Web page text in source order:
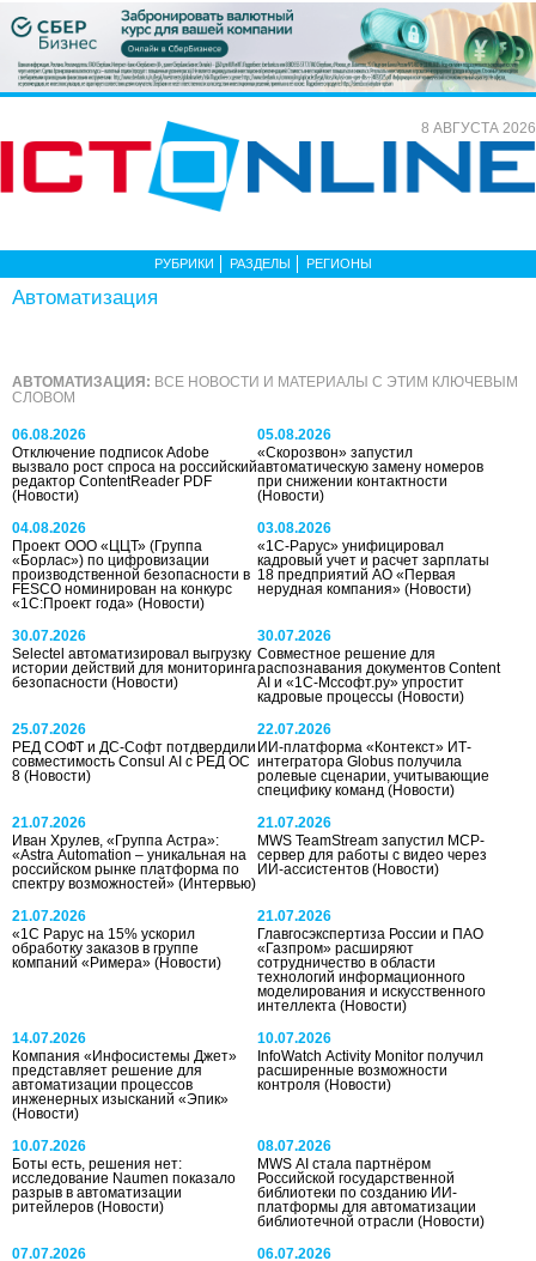
8 АВГУСТА 2026
РУБРИКИ РАЗДЕЛЫ РЕГИОНЫ
Автоматизация
АВТОМАТИЗАЦИЯ: ВСЕ НОВОСТИ И МАТЕРИАЛЫ С ЭТИМ КЛЮЧЕВЫМ
СЛОВОМ
06.08.2026
Отключение подписок Adobe
вызвало рост спроса на российский
редактор ContentReader PDF
(Новости)
05.08.2026
«Скорозвон» запустил
автоматическую замену номеров
при снижении контактности
(Новости)
04.08.2026
Проект ООО «ЦЦТ» (Группа
«Борлас») по цифровизации
производственной безопасности в
FESCO номинирован на конкурс
«1С:Проект года» (Новости)
03.08.2026
«1С-Рарус» унифицировал
кадровый учет и расчет зарплаты
18 предприятий АО «Первая
нерудная компания»(Новости)
30.07.2026
Selectel автоматизировал выгрузку
истории действий для мониторинга
безопасности (Новости)
30.07.2026
Совместное решение для
распознавания документов Content
AI и «1С-Мссофт.ру» упростит
кадровые процессы(Новости)
25.07.2026
РЕД СОФТ и ДС-Софт потдвердили
совместимость Consul AI с РЕД ОС
8 (Новости)
22.07.2026
ИИ-платформа «Контекст» ИТ-
интегратора Globus получила
ролевые сценарии, учитывающие
специфику команд(Новости)
21.07.2026
Иван Хрулев, «Группа Астра»:
«Astra Automation – уникальная на
российском рынке платформа по
спектру возможностей» (Интервью)
21.07.2026
MWS TeamStream запустил MCP-
сервер для работы с видео через
ИИ-ассистентов(Новости)
21.07.2026
«1С Рарус на 15% ускорил
обработку заказов в группе
компаний «Римера» (Новости)
21.07.2026
Главгосэкспертиза России и ПАО
«Газпром» расширяют
сотрудничество в области
технологий информационного
моделирования и искусственного
интеллекта(Новости)
14.07.2026
Компания «Инфосистемы Джет»
представляет решение для
автоматизации процессов
инженерных изысканий «Эпик»
(Новости)
10.07.2026
InfoWatch Activity Monitor получил
расширенные возможности
контроля(Новости)
10.07.2026
Боты есть, решения нет:
исследование Naumen показало
разрыв в автоматизации
ритейлеров (Новости)
08.07.2026
MWS AI стала партнёром
Российской государственной
библиотеки по созданию ИИ-
платформы для автоматизации
библиотечной отрасли(Новости)
07.07.2026
06.07.2026